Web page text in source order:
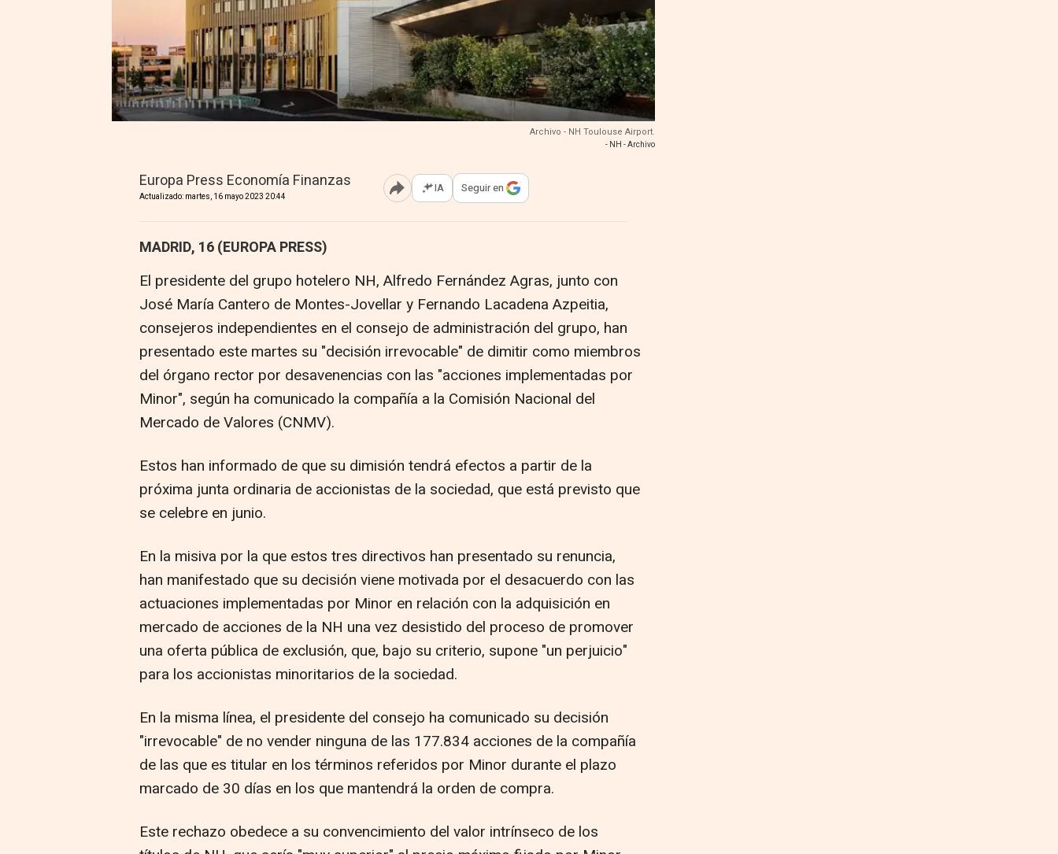
Archivo - NH Toulouse Airport.
- NH - Archivo
Europa Press Economía Finanzas
Actualizado: martes, 16 mayo 2023 20:44 Abrir opciones para compartir
IA Seguir en
MADRID, 16 (EUROPA PRESS)
El presidente del grupo hotelero NH, Alfredo Fernández Agras, junto con
José María Cantero de Montes-Jovellar y Fernando Lacadena Azpeitia,
consejeros independientes en el consejo de administración del grupo, han
presentado este martes su "decisión irrevocable" de dimitir como miembros
del órgano rector por desavenencias con las "acciones implementadas por
Minor", según ha comunicado la compañía a la Comisión Nacional del
Mercado de Valores (CNMV).
Estos han informado de que su dimisión tendrá efectos a partir de la
próxima junta ordinaria de accionistas de la sociedad, que está previsto que
se celebre en junio.
En la misiva por la que estos tres directivos han presentado su renuncia,
han manifestado que su decisión viene motivada por el desacuerdo con las
actuaciones implementadas por Minor en relación con la adquisición en
mercado de acciones de la NH una vez desistido del proceso de promover
una oferta pública de exclusión, que, bajo su criterio, supone "un perjuicio"
para los accionistas minoritarios de la sociedad.
En la misma línea, el presidente del consejo ha comunicado su decisión
"irrevocable" de no vender ninguna de las 177.834 acciones de la compañía
de las que es titular en los términos referidos por Minor durante el plazo
marcado de 30 días en los que mantendrá la orden de compra.
Este rechazo obedece a su convencimiento del valor intrínseco de los